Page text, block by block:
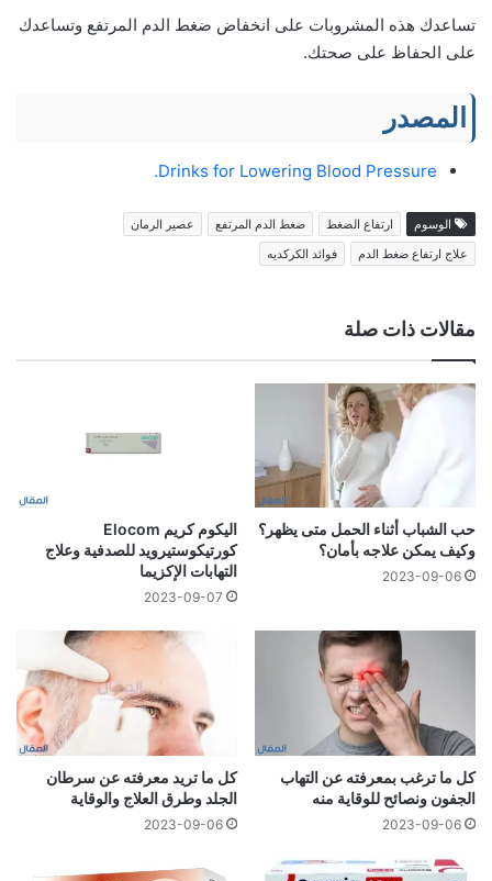
تساعدك هذه المشروبات على انخفاض ضغط الدم المرتفع وتساعدك
على الحفاظ على صحتك.
المصدر
Drinks for Lowering Blood Pressure.
الوسوم ارتفاع الضغط ضغط الدم المرتفع
عصير الرمان
علاج ارتفاع ضغط الدم
فوائد الكركديه
مقالات ذات صلة
حب الشباب أثناء الحمل متى يظهر؟
وكيف يمكن علاجه بأمان؟
2023-09-06
اليكوم كريم Elocom
كورتيكوستيرويد للصدفية وعلاج
التهابات الإكزيما
2023-09-07
كل ما ترغب بمعرفته عن التهاب
الجفون ونصائح للوقاية منه
2023-09-06
كل ما تريد معرفته عن سرطان
الجلد وطرق العلاج والوقاية
2023-09-06